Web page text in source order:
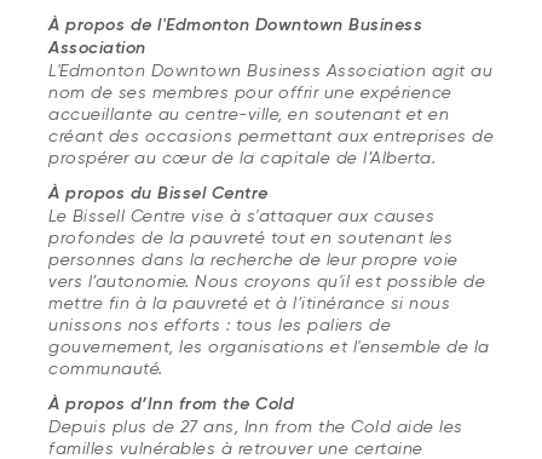
À propos de l'Edmonton Downtown Business
Association
L'Edmonton Downtown Business Association agit au
nom de ses membres pour offrir une expérience
accueillante au centre-ville, en soutenant et en
créant des occasions permettant aux entreprises de
prospérer au cœur de la capitale de l’Alberta.
À propos du Bissel Centre
Le Bissell Centre vise à s'attaquer aux causes
profondes de la pauvreté tout en soutenant les
personnes dans la recherche de leur propre voie
vers l’autonomie. Nous croyons qu'il est possible de
mettre fin à la pauvreté et à l’itinérance si nous
unissons nos efforts : tous les paliers de
gouvernement, les organisations et l'ensemble de la
communauté.
À propos d’Inn from the Cold
Depuis plus de 27 ans, Inn from the Cold aide les
familles vulnérables à retrouver une certaine